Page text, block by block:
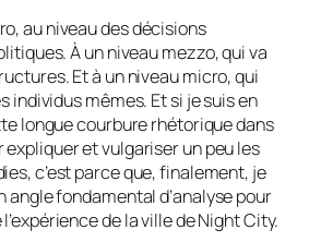
au niveau des décisions
À un niveau mezzo, qui va
Et à un niveau micro, qui
individus mêmes. Et si je suis en
longue courbure rhétorique dans
expliquer et vulgariser un peu les
c’est parce que, finalement, je
angle fondamental d’analyse pour
de la ville de Night City.